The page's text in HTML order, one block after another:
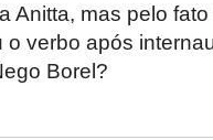
Anitta, mas pelo
verbo após
Borel?